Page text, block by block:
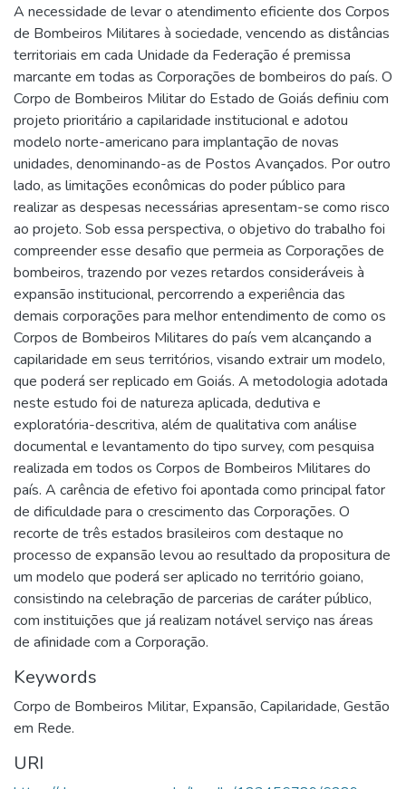
A necessidade de levar o atendimento eficiente dos Corpos
de Bombeiros Militares à sociedade, vencendo as distâncias
territoriais em cada Unidade da Federação é premissa
marcante em todas as Corporações de bombeiros do país. O
Corpo de Bombeiros Militar do Estado de Goiás definiu com
projeto prioritário a capilaridade institucional e adotou
modelo norte-americano para implantação de novas
unidades, denominando-as de Postos Avançados. Por outro
lado, as limitações econômicas do poder público para
realizar as despesas necessárias apresentam-se como risco
ao projeto. Sob essa perspectiva, o objetivo do trabalho foi
compreender esse desafio que permeia as Corporações de
bombeiros, trazendo por vezes retardos consideráveis à
expansão institucional, percorrendo a experiência das
demais corporações para melhor entendimento de como os
Corpos de Bombeiros Militares do país vem alcançando a
capilaridade em seus territórios, visando extrair um modelo,
que poderá ser replicado em Goiás. A metodologia adotada
neste estudo foi de natureza aplicada, dedutiva e
exploratória-descritiva, além de qualitativa com análise
documental e levantamento do tipo survey, com pesquisa
realizada em todos os Corpos de Bombeiros Militares do
país. A carência de efetivo foi apontada como principal fator
de dificuldade para o crescimento das Corporações. O
recorte de três estados brasileiros com destaque no
processo de expansão levou ao resultado da propositura de
um modelo que poderá ser aplicado no território goiano,
consistindo na celebração de parcerias de caráter público,
com instituições que já realizam notável serviço nas áreas
de afinidade com a Corporação.
Keywords
Corpo de Bombeiros Militar, Expansão, Capilaridade, Gestão
em Rede.
URI